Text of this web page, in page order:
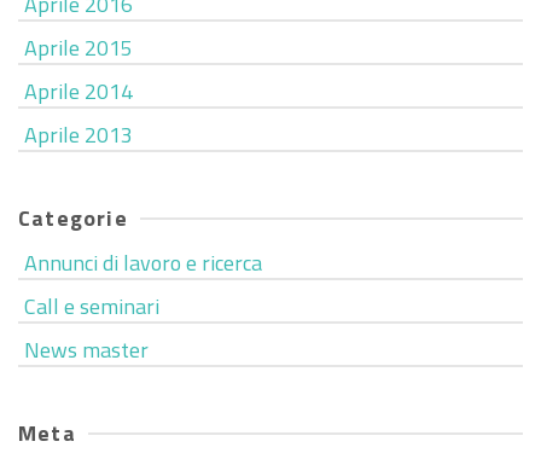
Aprile 2015
Aprile 2014
Aprile 2013
Categorie
Annunci di lavoro e ricerca
Call e seminari
News master
Meta